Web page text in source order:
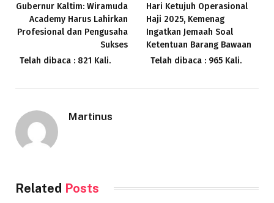
Gubernur Kaltim: Wiramuda
Academy Harus Lahirkan
Profesional dan Pengusaha
Sukses
Telah dibaca : 821 Kali.
Hari Ketujuh Operasional
Haji 2025, Kemenag
Ingatkan Jemaah Soal
Ketentuan Barang Bawaan
Telah dibaca : 965 Kali.
Martinus
Related Posts